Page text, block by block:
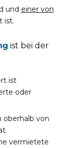
und einer von
ist.
ist bei der
ist
oder
oberhalb von
vermietete